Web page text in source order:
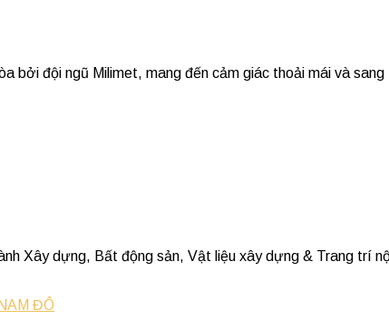
bởi đội ngũ Milimet, mang đến cảm giác thoải mái và
Xây dựng, Bất động sản, Vật liệu xây dựng & Trang trí